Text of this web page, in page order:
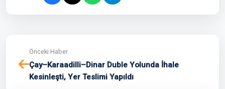
Önceki Haber
Çay–Karaadilli–Dinar Duble Yolunda İhale
Kesinleşti, Yer Teslimi Yapıldı